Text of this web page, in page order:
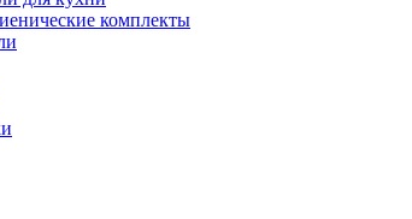
комплекты